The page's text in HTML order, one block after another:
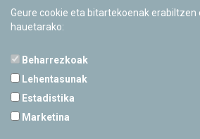
Geure cookie eta bitartekoenak erabiltzen
hauetarako:
Beharrezkoak
Lehentasunak
Estadistika
Marketina